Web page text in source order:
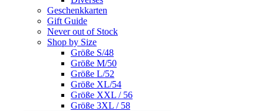
Geschenkkarten
Gift Guide
Never out of Stock
Shop by Size
Größe S/48
Größe M/50
Größe L/52
Größe XL/54
Größe XXL / 56
Größe 3XL / 58